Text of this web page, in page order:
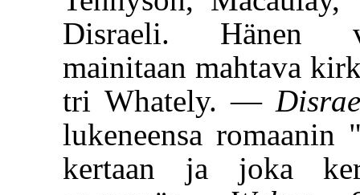
Disraeli. Hänen
mainitaan mahtava
tri Whately. —
lukeneensa
kertaan ja joka